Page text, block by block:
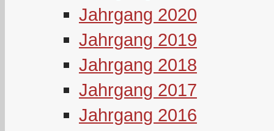
Jahrgang 2020
Jahrgang 2019
Jahrgang 2018
Jahrgang 2017
Jahrgang 2016